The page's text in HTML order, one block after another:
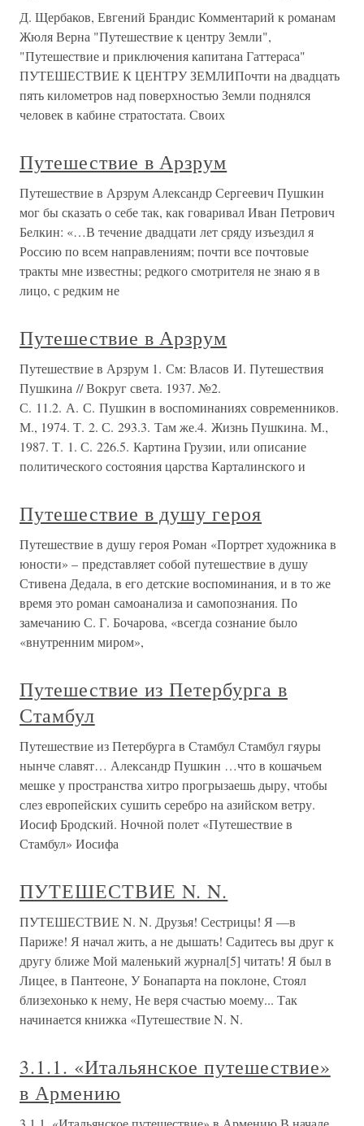
Д. Щербаков, Евгений Брандис Комментарий к романам
Жюля Верна "Путешествие к центру Земли",
"Путешествие и приключения капитана Гаттераса"
ПУТЕШЕСТВИЕ К ЦЕНТРУ ЗЕМЛИПочти на двадцать
пять километров над поверхностью Земли поднялся
человек в кабине стратостата. Своих
Путешествие в Арзрум
Путешествие в Арзрум Александр Сергеевич Пушкин
мог бы сказать о себе так, как говаривал Иван Петрович
Белкин: «…В течение двадцати лет сряду изъездил я
Россию по всем направлениям; почти все почтовые
тракты мне известны; редкого смотрителя не знаю я в
лицо, с редким не
Путешествие в Арзрум
Путешествие в Арзрум 1. См: Власов И. Путешествия
Пушкина // Вокруг света. 1937. №2.
С. 11.2. А. С. Пушкин в воспоминаниях современников.
М., 1974. Т. 2. С. 293.3. Там же.4. Жизнь Пушкина. М.,
1987. Т. 1. С. 226.5. Картина Грузии, или описание
политического состояния царства Карталинского и
Путешествие в душу героя
Путешествие в душу героя Роман «Портрет художника в
юности» – представляет собой путешествие в душу
Стивена Дедала, в его детские воспоминания, и в то же
время это роман самоанализа и самопознания. По
замечанию С. Г. Бочарова, «всегда сознание было
«внутренним миром»,
Путешествие из Петербурга в
Стамбул
Путешествие из Петербурга в Стамбул Стамбул гяуры
нынче славят… Александр Пушкин …что в кошачьем
мешке у пространства хитро прогрызаешь дыру, чтобы
слез европейских сушить серебро на азийском ветру.
Иосиф Бродский. Ночной полет «Путешествие в
Стамбул» Иосифа
ПУТЕШЕСТВИЕ N. N.
ПУТЕШЕСТВИЕ N. N. Друзья! Сестрицы! Я —в
Париже! Я начал жить, а не дышать! Садитесь вы друг к
другу ближе Мой маленький журнал[5] читать! Я был в
Лицее, в Пантеоне, У Бонапарта на поклоне, Стоял
близехонько к нему, Не веря счастью моему... Так
начинается книжка «Путешествие N. N.
3.1.1. «Итальянское путешествие»
в Армению